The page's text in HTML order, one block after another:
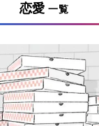
恋愛 一覧